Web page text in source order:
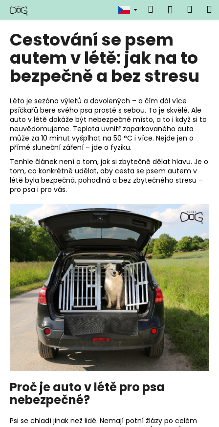
Přejít
obsah
Hledat
Cestování se psem
autem v létě: jak na to
bezpečně a bez stresu
Léto je sezóna výletů a dovolených – a čím dál více
psíčkařů bere svého psa prostě s sebou. To je skvělé. Ale
auto v létě dokáže být nebezpečné místo, a to i když si to
neuvědomujeme. Teplota uvnitř zaparkovaného auta
může za 10 minut vyšplhat na 50 °C i více. Nejde jen o
přímé sluneční záření – jde o fyziku.
Tenhle článek není o tom, jak si zbytečně dělat hlavu. Je o
tom, co konkrétně udělat, aby cesta se psem autem v
létě byla bezpečná, pohodlná a bez zbytečného stresu –
pro psa i pro vás.
Proč je auto v létě pro psa
nebezpečné?
Psi se chladí jinak než lidé. Nemají potní žlázy po celém
o
C
o
p
t
ř
e
b
u
j
e
t
e
n
a
j
í
t
?
HLEDAT
D
o
p
o
r